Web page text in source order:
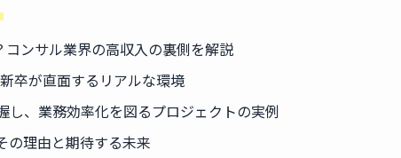
ンサル業界の高収入の裏側を解説
卒が直面するリアルな環境
し、業務効率化を図るプロジェクトの実例
の理由と期待する未来